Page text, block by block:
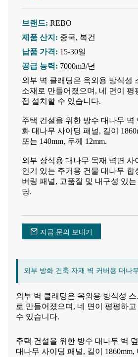
브랜드: REBO
제품 산지: 중국, 복건
납품 가격: 15-30일
공급 능력: 7000m3/년
외부 벽 클래딩은 옥외용 방식성
소재로 만들어졌으며, 네 면이 평
접 설치할 수 있습니다.
주택 건설을 위한 방수 대나무 벽
화 대나무 사이딩 패널, 길이
또는 140mm, 두께 12mm.
외부 장식용 대나무 목재 벽면 사
인기 있는 주거용 건물 대나무 합
버링 패널, 고품질 및 내구성 있
딩.
지금 문의 보내기
외부 방화 건축 자재 벽 커버용 대나
외부 벽 클래딩은 옥외용 방식성
로 만들어졌으며, 네 면이 평평하
수 있습니다.
주택 건설을 위한 방수 대나무 벽
대나무 사이딩 패널, 길이 1860mm,